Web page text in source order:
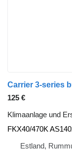
125 €
Klimaanlage und
FKX40/470K
Estland,